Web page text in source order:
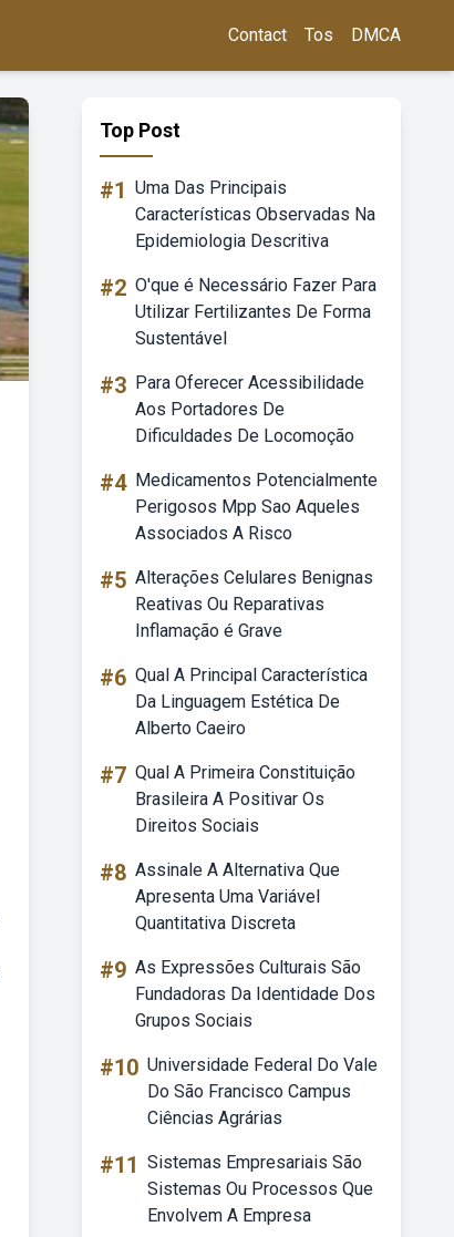
Contact Tos DMCA
Top Post
#1 Uma Das Principais
Características Observadas Na
Epidemiologia Descritiva
#2 O'que é Necessário Fazer Para
Utilizar Fertilizantes De Forma
Sustentável
#3 Para Oferecer Acessibilidade
Aos Portadores De
Dificuldades De Locomoção
#4 Medicamentos Potencialmente
Perigosos Mpp Sao Aqueles
Associados A Risco
#5 Alterações Celulares Benignas
Reativas Ou Reparativas
Inflamação é Grave
#6 Qual A Principal Característica
Da Linguagem Estética De
Alberto Caeiro
#7 Qual A Primeira Constituição
Brasileira A Positivar Os
Direitos Sociais
#8 Assinale A Alternativa Que
Apresenta Uma Variável
Quantitativa Discreta
#9 As Expressões Culturais São
Fundadoras Da Identidade Dos
Grupos Sociais
#10 Universidade Federal Do Vale
Do São Francisco Campus
Ciências Agrárias
#11 Sistemas Empresariais São
Sistemas Ou Processos Que
Envolvem A Empresa